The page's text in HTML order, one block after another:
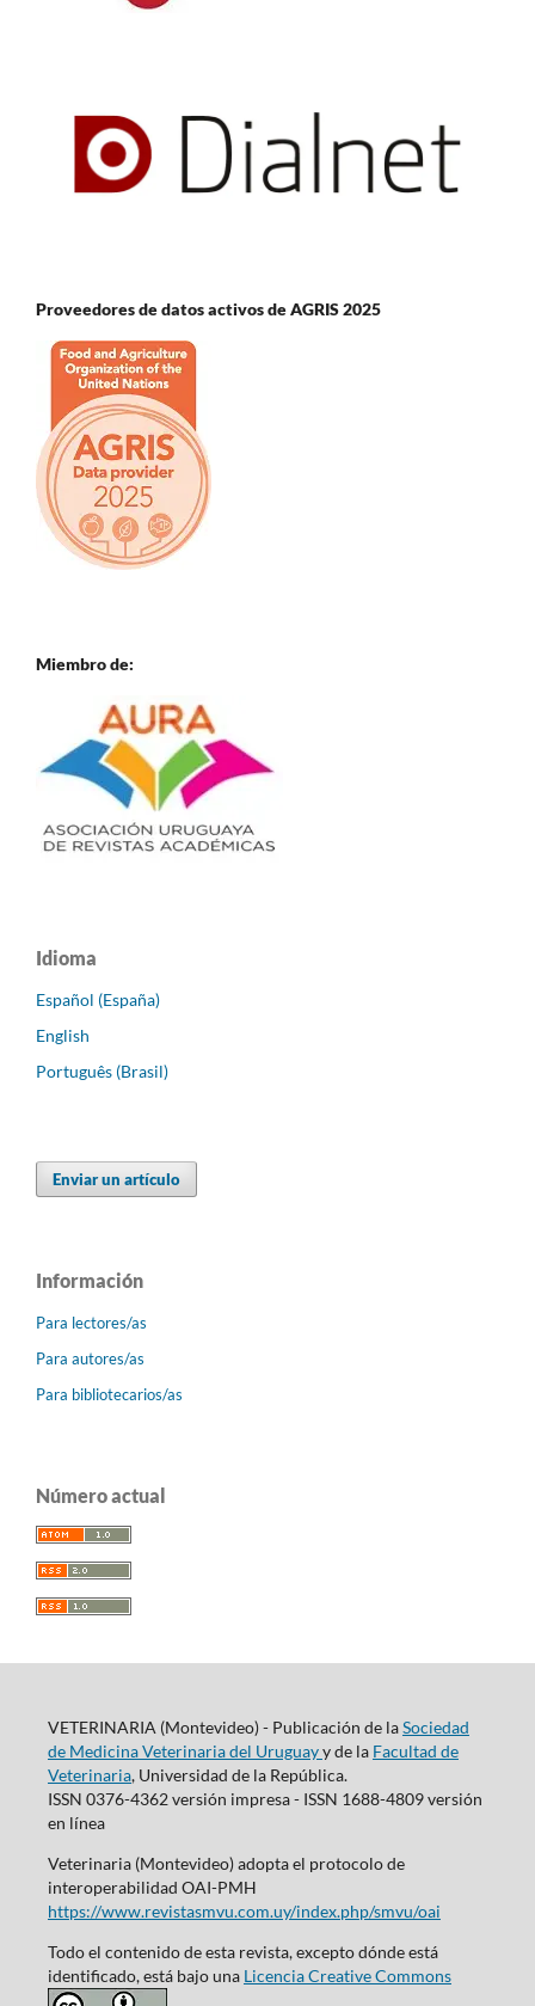
Proveedores de datos activos de AGRIS 2025
Miembro de:
Idioma
Español (España)
English
Português (Brasil)
Enviar un artículo
Información
Para lectores/as
Para autores/as
Para bibliotecarios/as
Número actual
VETERINARIA (Montevideo) - Publicación de laSociedad
de Medicina Veterinaria del Uruguayy de la Facultad de
Veterinaria, Universidad de la República.
ISSN 0376-4362 versión impresa - ISSN 1688-4809 versión
en línea
Veterinaria (Montevideo) adopta el protocolo de
interoperabilidad OAI-PMH
https://www.revistasmvu.com.uy/index.php/smvu/oai
Todo el contenido de esta revista, excepto dónde está
identificado, está bajo una Licencia Creative Commons